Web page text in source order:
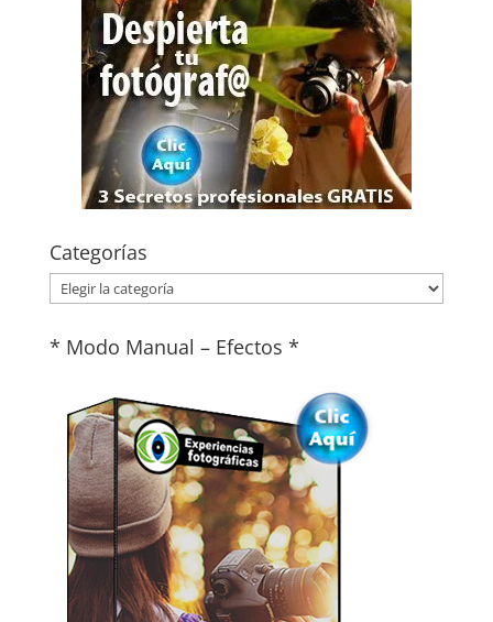
Categorías
Categorías
* Modo Manual – Efectos *